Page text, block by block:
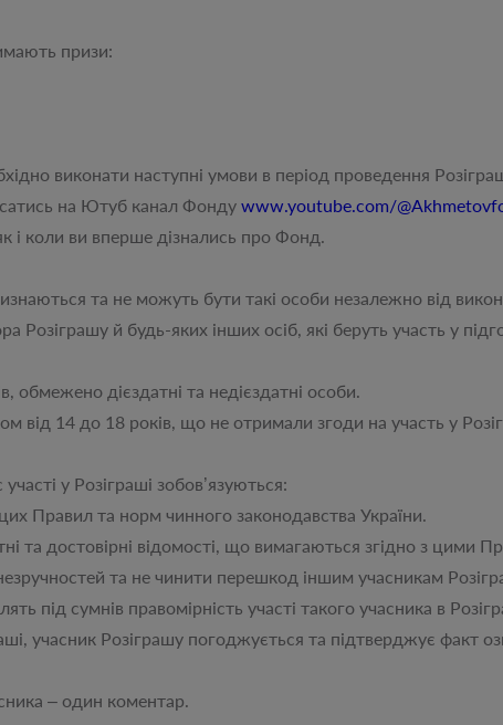
призи:
виконати наступні умови в період проведення
на Ютуб канал Фонду www.youtube.com/
і коли ви вперше дізнались про Фонд.
та не можуть бути такі особи незалежно від
й будь-яких інших осіб, які беруть участь у
дієздатні та недієздатні особи.
14 до 18 років, що не отримали згоди на участь у
у Розіграші зобов’язуються:
та норм чинного законодавства України.
достовірні відомості, що вимагаються згідно з цими
та не чинити перешкод іншим учасникам
сумнів правомірність участі такого учасника в
Розіграшу погоджується та підтверджує факт
– один коментар.